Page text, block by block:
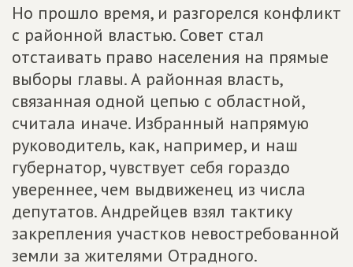
Но прошло время, и разгорелся конфликт
с районной властью. Совет стал
отстаивать право населения на прямые
выборы главы. А районная власть,
связанная одной цепью с областной,
считала иначе. Избранный напрямую
руководитель, как, например, и наш
губернатор, чувствует себя гораздо
увереннее, чем выдвиженец из числа
депутатов. Андрейцев взял тактику
закрепления участков невостребованной
земли за жителями Отрадного.